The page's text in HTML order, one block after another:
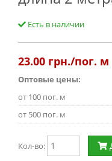
Есть в наличии
23.00 грн./пог. м
Оптовые цены:
от 100 пог. м
от 500 пог. м
Кол-во: